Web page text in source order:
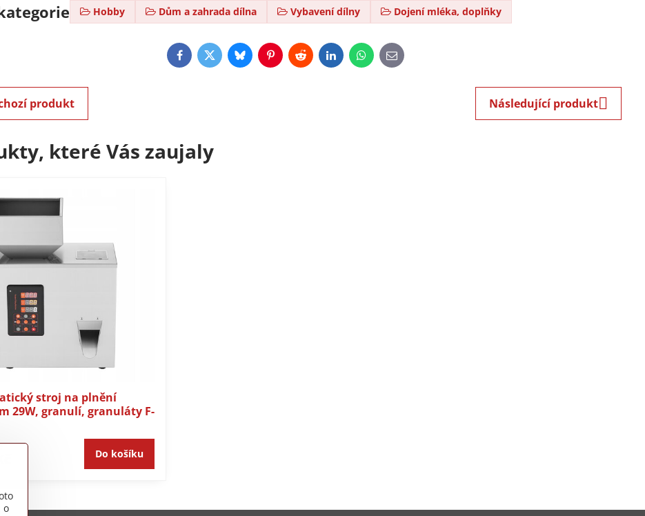
Hobby Dům a zahrada dílna Vybavení dílny Dojení mléka, doplňky
FacebookTwitterBlueskyPinterestRedditLinkedInWhatsApp
E-
mail
produkt Následující produkt
které Vás zaujaly
stroj na plnění
29W, granulí, granuláty F-
Do košíku
o